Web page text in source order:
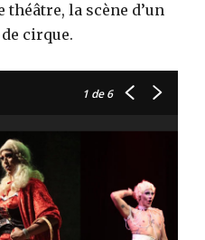
la scène d’un
cirque.
1 de 6